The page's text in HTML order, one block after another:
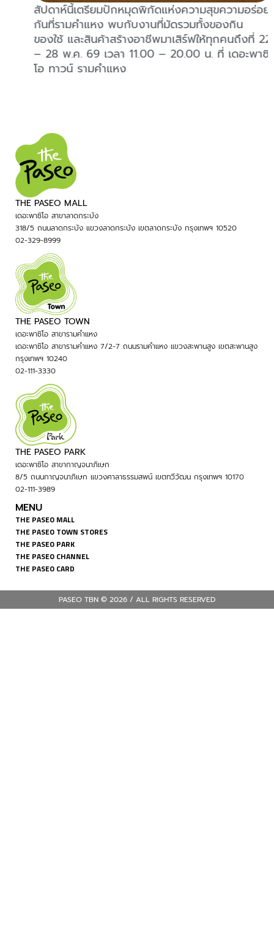
สัปดาห์นี้เตรียมปักหมุดพิกัดแห่งความสุขความอร่อย
กันที่รามคำแหง พบกับงานที่มัดรวมทั้งของกิน
ของใช้ และสินค้าสร้างอาชีพมาเสิร์ฟให้ทุกคนถึงที่ 22
– 28 พ.ค. 69 เวลา 11.00 – 20.00 น. ที่ เดอะพาซิ
โอ ทาวน์ รามคำแหง
THE PASEO MALL
เดอะพาซิโอ สาขาลาดกระบัง
318/5 ถนนลาดกระบัง แขวงลาดกระบัง เขตลาดกระบัง กรุงเทพฯ 10520
02-329-8999
THE PASEO TOWN
เดอะพาซิโอ สาขารามคำแหง
เดอะพาซิโอ สาขารามคำแหง 7/2-7 ถนนรามคำแหง แขวงสะพานสูง เขตสะพานสูง
กรุงเทพฯ 10240
02-111-3330
THE PASEO PARK
เดอะพาซิโอ สาขากาญจนาภิเษก
8/5 ถนนกาญจนาภิเษก แขวงศาลาธรรมสพน์ เขตทวีวัฒน กรุงเทพฯ 10170
02-111-3989
MENU
THE PASEO MALL
THE PASEO TOWN STORES
THE PASEO PARK
THE PASEO CHANNEL
THE PASEO CARD
PASEO TBN © 2026 / ALL RIGHTS RESERVED